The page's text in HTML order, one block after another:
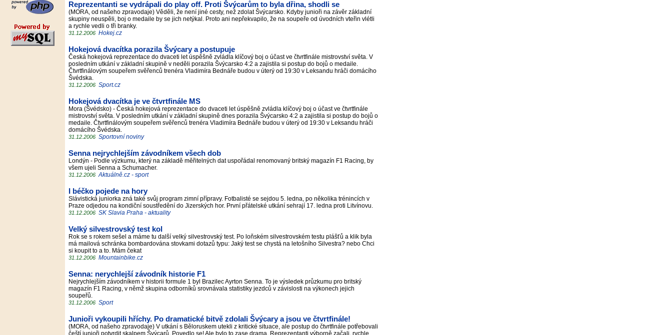
Reprezentanti se vydrápali do play off. Proti Švýcarům to byla dřina, shodli se
(MORA, od našeho zpravodaje) Věděli, že není jiné cesty, než zdolat Švýcarsko. Kdyby junioři na závěr základní
skupiny neuspěli, boj o medaile by se jich netýkal. Proto ani nepřekvapilo, že na soupeře od úvodních vteřin vlétli
a rychle vedli o tři branky.
31.12.2006 Hokej.cz
Hokejová dvacítka porazila Švýcary a postupuje
Česká hokejová reprezentace do dvaceti let úspěšně zvládla klíčový boj o účast ve čtvrtfinále mistrovství světa. V
posledním utkání v základní skupině v neděli porazila Švýcarsko 4:2 a zajistila si postup do bojů o medaile.
Čtvrtfinálovým soupeřem svěřenců trenéra Vladimíra Bednáře budou v úterý od 19:30 v Leksandu hráči domácího
Švédska.
31.12.2006 Sport.cz
Hokejová dvacítka je ve čtvrtfinále MS
Mora (Švédsko) - Česká hokejová reprezentace do dvaceti let úspěšně zvládla klíčový boj o účast ve čtvrtfinále
mistrovství světa. V posledním utkání v základní skupině dnes porazila Švýcarsko 4:2 a zajistila si postup do bojů o
medaile. Čtvrtfinálovým soupeřem svěřenců trenéra Vladimíra Bednáře budou v úterý od 19:30 v Leksandu hráči
domácího Švédska.
31.12.2006 Sportovní noviny
Senna nejrychlejším závodníkem všech dob
Londýn - Podle výzkumu, který na základě měřitelných dat uspořádal renomovaný britský magazín F1 Racing, by
všem ujeli Senna a Schumacher.
31.12.2006 Aktuálně.cz - sport
I béčko pojede na hory
Slávistická juniorka zná také svůj program zimní přípravy. Fotbalisté se sejdou 5. ledna, po několika trénincích v
Praze odjedou na kondiční soustředění do Jizerských hor. První přátelské utkání sehrají 17. ledna proti Litvínovu.
31.12.2006 SK Slavia Praha - aktuality
Velký silvestrovský test kol
Rok se s rokem sešel a máme tu další velký silvestrovský test. Po loňském silvestrovském testu plášťů a klik byla
má mailová schránka bombardována stovkami dotazů typu: Jaký test se chystá na letošního Silvestra? nebo Chci
si koupit to a to. Mám čekat
31.12.2006 Mountainbike.cz
Senna: nerychlejší závodník historie F1
Nejrychlejším závodníkem v historii formule 1 byl Brazilec Ayrton Senna. To je výsledek průzkumu pro britský
magazín F1 Racing, v němž skupina odborníků srovnávala statistiky jezdců v závislosti na výkonech jejich
soupeřů.
31.12.2006 Sport
Junioři vykoupili hříchy. Po dramatické bitvě zdolali Švýcary a jsou ve čtvrtfinále!
(MORA, od našeho zpravodaje) V utkání s Běloruskem utekli z kritické situace, ale postup do čtvrtfinále potřebovali
čeští junioři potvrdit skalpem Švýcarů. Povedlo se! Ale bylo to zase drama. Reprezentanti výborně začali, rychle